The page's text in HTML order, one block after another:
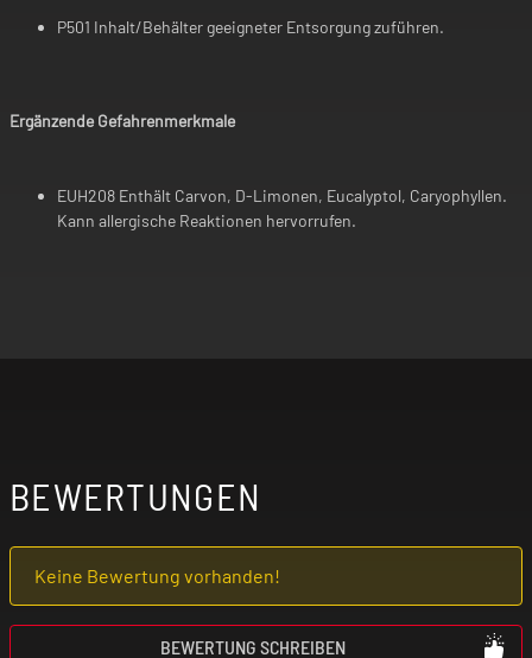
P501 Inhalt/Behälter geeigneter Entsorgung zuführen.
Ergänzende Gefahrenmerkmale
EUH208 Enthält Carvon, D-Limonen, Eucalyptol, Caryophyllen.
Kann allergische Reaktionen hervorrufen.
BEWERTUNGEN
Keine Bewertung vorhanden!
BEWERTUNG SCHREIBEN